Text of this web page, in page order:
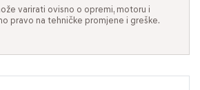
varirati ovisno o opremi, motoru i
pravo na tehničke promjene i greške.